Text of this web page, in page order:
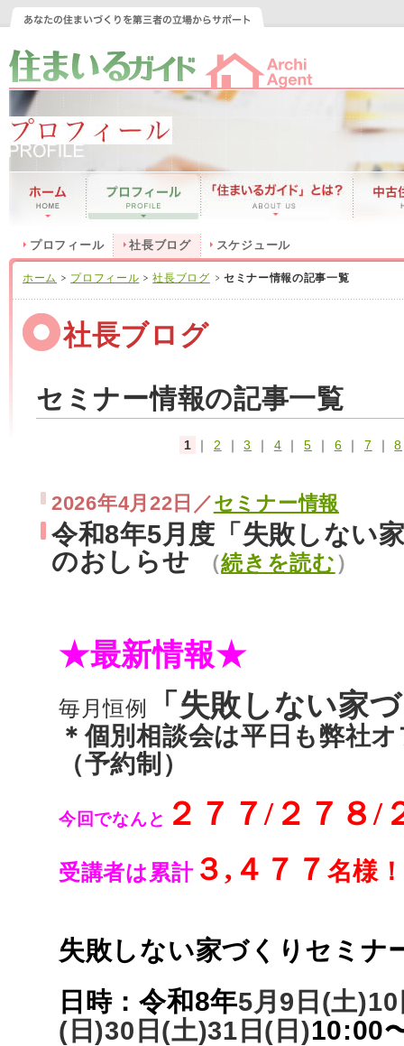
プロフィール 社長ブログ スケジュール
ホーム プロフィール 社長ブログ セミナー情報の記事一覧
社長ブログ
セミナー情報の記事一覧
1 ｜ 2 ｜ 3 ｜ 4 ｜ 5 ｜ 6 ｜ 7 ｜ 8
2026年4月22日／セミナー情報
令和8年5月度「失敗しない
のおしらせ
（続きを読む ）
★最新情報★
毎月恒例 「失敗しない家
＊個別相談会は平日も弊社
（予約制）
今回でなんと ２７７/２７８/
受講者は累計３,４７７ 名様！
失敗しない家づくりセミナ
日時：令和8年5月9日 (土
(日)30日 (土)31日(日)10:00